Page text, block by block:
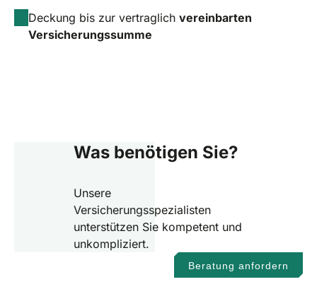
Deckung bis zur vertraglich vereinbarten
Versicherungssumme
Was benötigen Sie?
Unsere
Versicherungsspezialisten
unterstützen Sie kompetent und
unkompliziert.
Beratung anfordern